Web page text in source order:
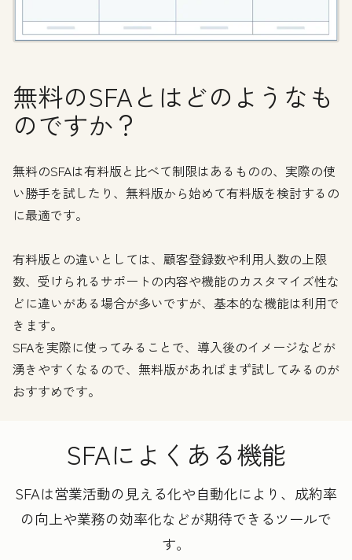
無料のSFAとはどのようなも
のですか？
無料のSFAは有料版と比べて制限はあるものの、実際の使
い勝手を試したり、無料版から始めて有料版を検討するの
に最適です。
有料版との違いとしては、顧客登録数や利用人数の上限
数、受けられるサポートの内容や機能のカスタマイズ性な
どに違いがある場合が多いですが、基本的な機能は利用で
きます。
SFAを実際に使ってみることで、導入後のイメージなどが
湧きやすくなるので、無料版があればまず試してみるのが
おすすめです。
SFAによくある機能
SFAは営業活動の見える化や自動化により、成約率
の向上や業務の効率化などが期待できるツールで
す。